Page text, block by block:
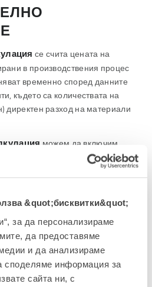
&quot;бисквитки&quot;
за да персонализираме
да предоставяме
и да анализираме
споделяме информация за
сайта ни, с
се счита цената на
в производствения процес
временно според данните
където са количествата на
директен разход на материали
можем да включим
материални активи, като по
частични калкулации на
на материалите и труда
калкулация,
произтичащи от
събития за производство, а
на различни цени.
показват